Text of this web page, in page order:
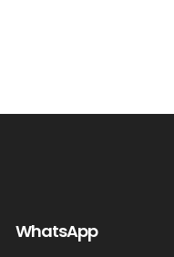
WhatsApp